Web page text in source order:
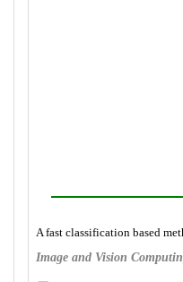
A fast classification based
Image and Vision